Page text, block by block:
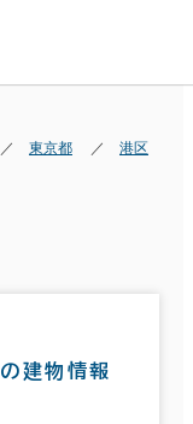
東京都
港区
の建物情報